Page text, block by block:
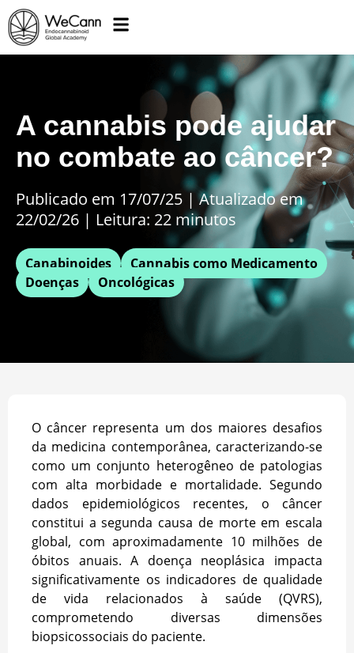
A cannabis pode ajudar
no combate ao câncer?
Publicado em 17/07/25 | Atualizado em
22/02/26 | Leitura: 22 minutos
Canabinoides
Cannabis como Medicamento
Doenças
Oncológicas
O câncer representa um dos maiores desafios
da medicina contemporânea, caracterizando-se
como um conjunto heterogêneo de patologias
com alta morbidade e mortalidade. Segundo
dados epidemiológicos recentes, o câncer
constitui a segunda causa de morte em escala
global, com aproximadamente 10 milhões de
óbitos anuais. A doença neoplásica impacta
significativamente os indicadores de qualidade
de vida relacionados à saúde (QVRS),
comprometendo diversas dimensões
biopsicossociais do paciente.